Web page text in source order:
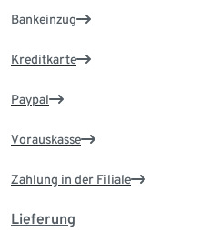
Bankeinzug
Kreditkarte
Paypal
Vorauskasse
Zahlung in der Filiale
Lieferung